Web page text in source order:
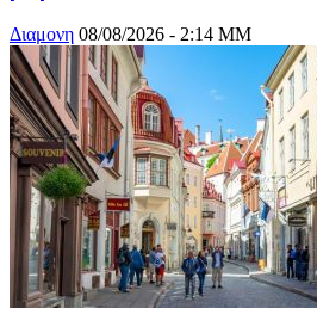
Διαμονη 08/08/2026 - 2:14 ΜΜ